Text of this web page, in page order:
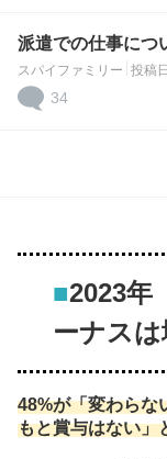
派遣での仕事につ
スパイファミリー 投稿
34
■2023年
ーナスは
48%が「変わらな
もと賞与はない」